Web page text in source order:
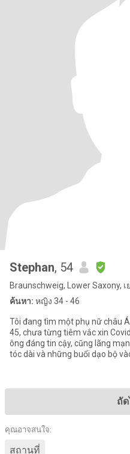
Stephan, 54
Braunschweig, Lower Saxony,
ค้นหา: หญิง 34 - 46
Tôi đang tìm một phụ nữ châu
45, chưa từng tiêm vắc xin
ông đáng tin cậy, cũng lãng
tóc dài và những buổi dạo bộ
ถั
คุณอาจสนใจ:
สถานที่